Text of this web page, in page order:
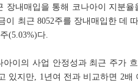
장내매입을 통해 코나아이 지분
이 최근 8052주를 장내매입한 데
(5.03%)다.
이의 사업 안정성과 최근 주가
있지만, 1년여 전과 비교하면 2배